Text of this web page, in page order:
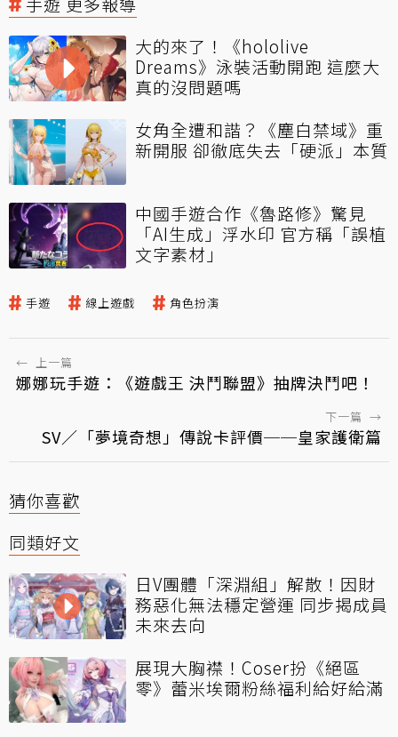
大的來了！《hololive
Dreams》泳裝活動開跑 這麼大
真的沒問題嗎
女角全遭和諧？《塵白禁域》重
新開服 卻徹底失去「硬派」本質
中國手遊合作《魯路修》驚見
「AI生成」浮水印 官方稱「誤植
文字素材」
手遊 線上遊戲 角色扮演
← 上一篇
娜娜玩手遊：《遊戲王 決鬥聯盟》抽牌決鬥吧！
下一篇 →
SV／「夢境奇想」傳說卡評價──皇家護衛篇
猜你喜歡
同類好文
日V團體「深淵組」解散！因財
務惡化無法穩定營運 同步揭成員
未來去向
展現大胸襟！Coser扮《絕區
零》蕾米埃爾粉絲福利給好給滿